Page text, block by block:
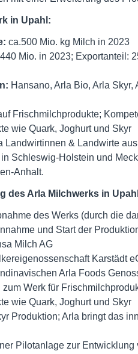
in Upahl:
ca.500 Mio. kg Milch in 2023
440 Mio. in 2023; Exportanteil:
Hansano, Arla Bio, Arla Skyr,
Frischmilchprodukte;
wie Quark, Joghurt und Skyr
Landwirtinnen & Landwirte
Schleswig-Holstein und
Anhalt.
des Arla Milchwerks in
des Werks (durch die
und Start der
Milch AG
Karstädt
Arla Foods
Werk für
wie Quark, Joghurt und Skyr
Produktion; Arla bringt das
Pilotanlage zur